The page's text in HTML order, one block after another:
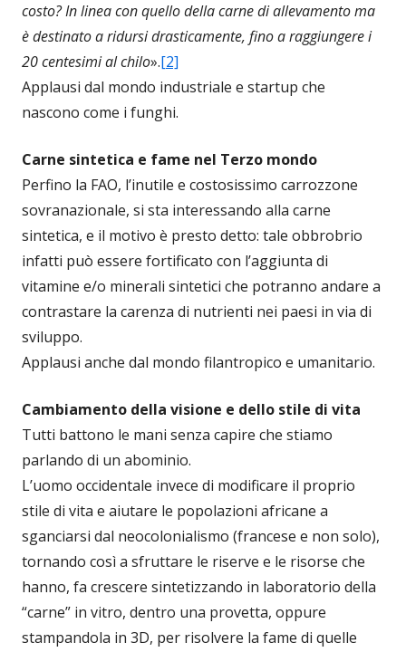
costo? In linea con quello della carne di allevamento ma
è destinato a ridursi drasticamente, fino a raggiungere i
20 centesimi al chilo».[2]
Applausi dal mondo industriale e startup che
nascono come i funghi.
Carne sintetica e fame nel Terzo mondo
Perfino la FAO, l’inutile e costosissimo carrozzone
sovranazionale, si sta interessando alla carne
sintetica, e il motivo è presto detto: tale obbrobrio
infatti può essere fortificato con l’aggiunta di
vitamine e/o minerali sintetici che potranno andare a
contrastare la carenza di nutrienti nei paesi in via di
sviluppo.
Applausi anche dal mondo filantropico e umanitario.
Cambiamento della visione e dello stile di vita
Tutti battono le mani senza capire che stiamo
parlando di un abominio.
L’uomo occidentale invece di modificare il proprio
stile di vita e aiutare le popolazioni africane a
sganciarsi dal neocolonialismo (francese e non solo),
tornando così a sfruttare le riserve e le risorse che
hanno, fa crescere sintetizzando in laboratorio della
“carne” in vitro, dentro una provetta, oppure
stampandola in 3D, per risolvere la fame di quelle